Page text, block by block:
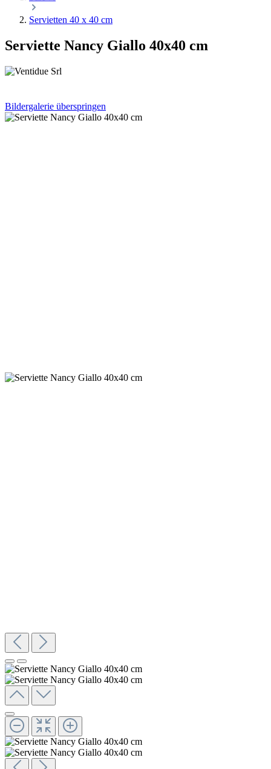
Servietten 40 x 40 cm
Serviette Nancy Giallo 40x40 cm
Bildergalerie überspringen